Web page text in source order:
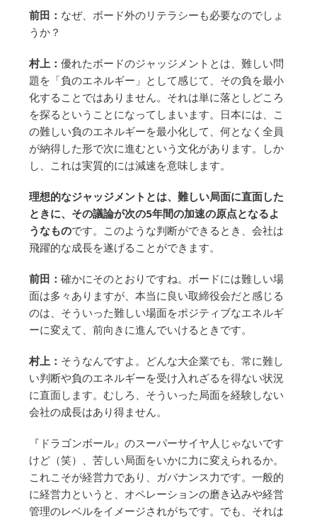
前田： なぜ、ボード外のリテラシーも必要なのでしょ
うか？
村上： 優れたボードのジャッジメントとは、難しい問
題を「負のエネルギー」として感じて、その負を最小
化することではありません。それは単に落としどころ
を探るということになってしまいます。日本には、こ
の難しい負のエネルギーを最小化して、何となく全員
が納得した形で次に進むという文化があります。しか
し、これは実質的には減速を意味します。
理想的なジャッジメントとは、難しい局面に直面した
ときに、その議論が次の5年間の加速の原点となるよ
うなものです。このような判断ができるとき、会社は
飛躍的な成長を遂げることができます。
前田： 確かにそのとおりですね。ボードには難しい場
面は多々ありますが、本当に良い取締役会だと感じる
のは、そういった難しい場面をポジティブなエネルギ
ーに変えて、前向きに進んでいけるときです。
村上： そうなんですよ。どんな大企業でも、常に難し
い判断や負のエネルギーを受け入れざるを得ない状況
に直面します。むしろ、そういった局面を経験しない
会社の成長はあり得ません。
『ドラゴンボール』のスーパーサイヤ人じゃないです
けど（笑）、苦しい局面をいかに力に変えられるか。
これこそが経営力であり、ガバナンス力です。一般的
に経営力というと、オペレーションの磨き込みや経営
管理のレベルをイメージされがちです。でも、それは